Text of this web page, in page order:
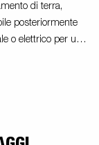
di terra,
posteriormente
o elettrico per un
alle dimensioni
Tutte le
removibili.
integrati nel